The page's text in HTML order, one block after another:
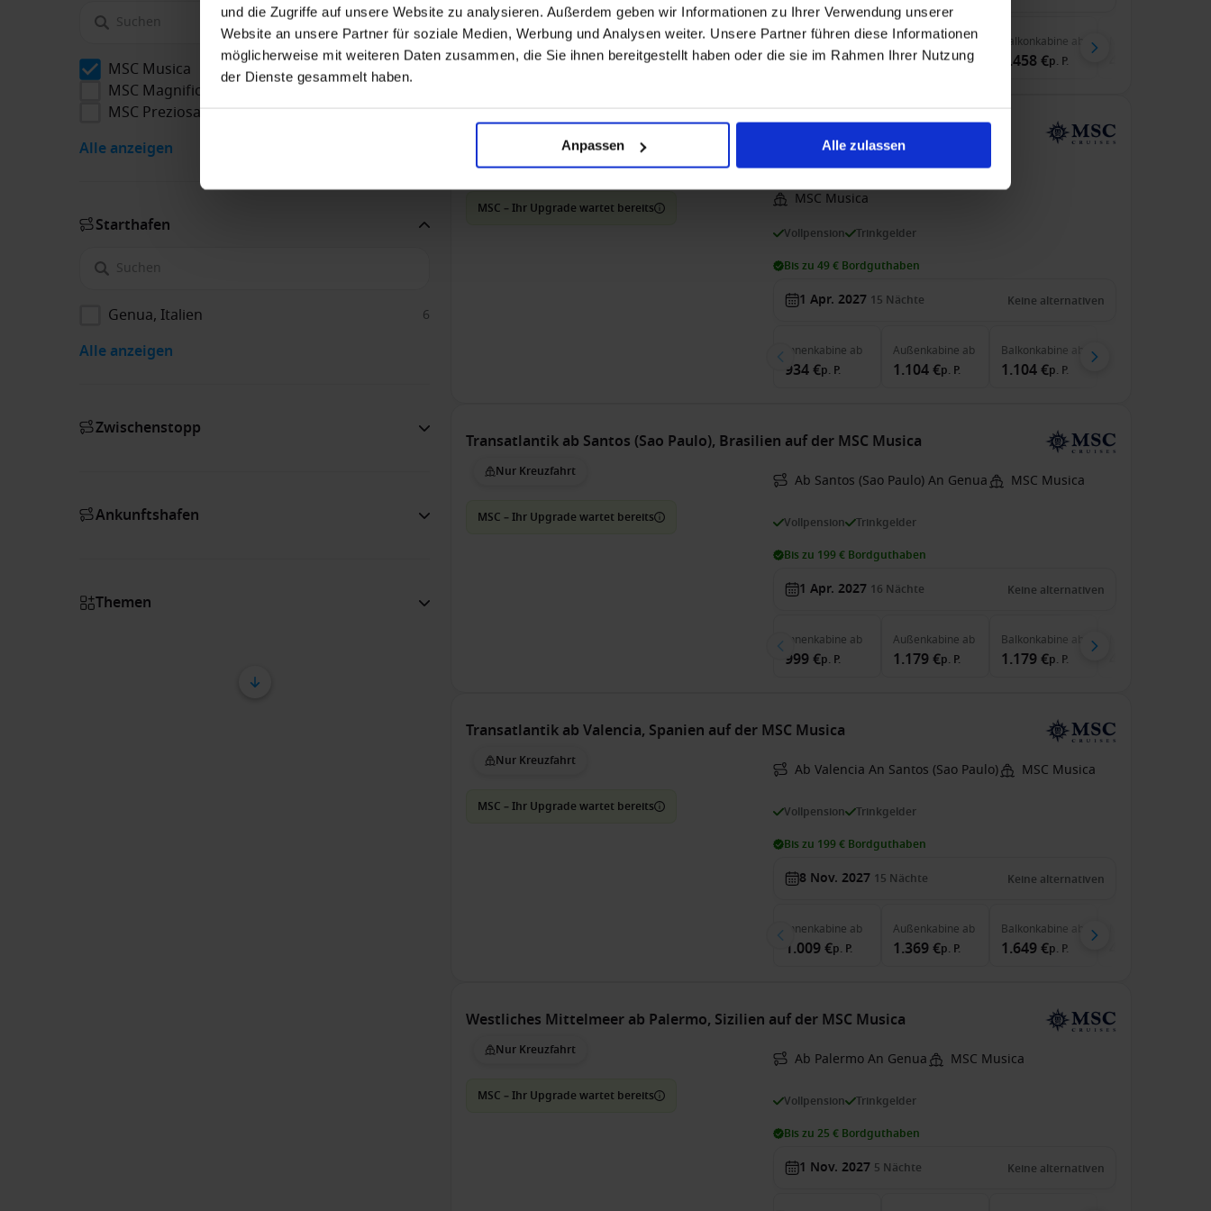
und die Zugriffe auf unsere Website zu analysieren. Außerdem geben wir Informationen zu Ihrer Verwendung unserer
Website an unsere Partner für soziale Medien, Werbung und Analysen weiter. Unsere Partner führen diese Informationen
möglicherweise mit weiteren Daten zusammen, die Sie ihnen bereitgestellt haben oder die sie im Rahmen Ihrer Nutzung
der Dienste gesammelt haben.
Anpassen Alle zulassen
MSC Musica
MSC Magnifica
MSC Preziosa 89
Alle anzeigen
Starthafen
Genua, Italien 6
Alle anzeigen
Zwischenstopp
Ankunftshafen
Themen
Innenkabine ab
908 €p. P.
Außenkabine ab
1.098 €p. P.
Balkonkabine ab
1.458 €p. P.
Transatlantik ab Santos (Sao Paulo), Brasilien auf der MSC Musica
Nur Kreuzfahrt
MSC – Ihr Upgrade wartet bereits
Ab Santos (Sao Paulo) An Marseille
MSC Musica
Vollpension Trinkgelder
Bis zu 49 € Bordguthaben
1 Apr. 2027 15 Nächte Keine alternativen
Innenkabine ab
934 €p. P.
Außenkabine ab
1.104 €p. P.
Balkonkabine ab
1.104 €p. P.
Transatlantik ab Santos (Sao Paulo), Brasilien auf der MSC Musica
Nur Kreuzfahrt
MSC – Ihr Upgrade wartet bereits
Ab Santos (Sao Paulo) An Genua MSC Musica
Vollpension Trinkgelder
Bis zu 199 € Bordguthaben
1 Apr. 2027 16 Nächte Keine alternativen
Innenkabine ab
999 €p. P.
Außenkabine ab
1.179 €p. P.
Balkonkabine ab
1.179 €p. P.
Transatlantik ab Valencia, Spanien auf der MSC Musica
Nur Kreuzfahrt
MSC – Ihr Upgrade wartet bereits
Ab Valencia An Santos (Sao Paulo) MSC Musica
Vollpension Trinkgelder
Bis zu 199 € Bordguthaben
8 Nov. 2027 15 Nächte Keine alternativen
Innenkabine ab
1.009 €p. P.
Außenkabine ab
1.369 €p. P.
Balkonkabine ab
1.649 €p. P.
Westliches Mittelmeer ab Palermo, Sizilien auf der MSC Musica
Nur Kreuzfahrt
MSC – Ihr Upgrade wartet bereits
Ab Palermo An Genua MSC Musica
Vollpension Trinkgelder
Bis zu 25 € Bordguthaben
1 Nov. 2027 5 Nächte Keine alternativen